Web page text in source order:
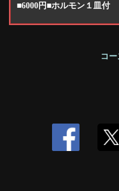
■6000円■ホルモン１皿付
コ